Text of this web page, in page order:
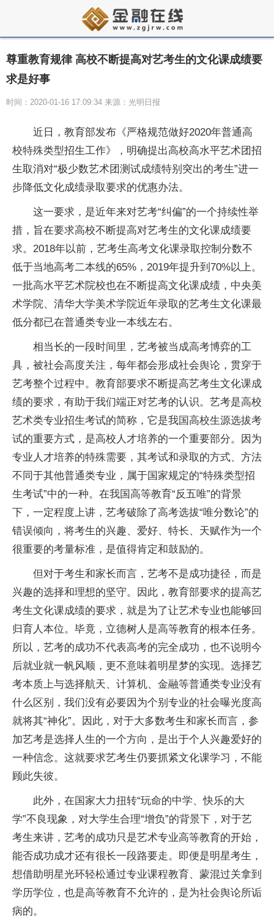
尊重教育规律 高校不断提高对艺考生的文化课成绩要
求是好事
时间：2020-01-16 17:09:34 来源：光明日报
近日，教育部发布《严格规范做好2020年普通高
校特殊类型招生工作》，明确提出高校高水平艺术团招
生取消对“极少数艺术团测试成绩特别突出的考生”进一
步降低文化成绩录取要求的优惠办法。
这一要求，是近年来对艺考“纠偏”的一个持续性举
措，旨在要求高校不断提高对艺考生的文化课成绩要
求。2018年以前，艺考生高考文化课录取控制分数不
低于当地高考二本线的65%，2019年提升到70%以上。
一批高水平艺术院校也在不断提高文化课成绩，中央美
术学院、清华大学美术学院近年录取的艺考生文化课最
低分都已在普通类专业一本线左右。
相当长的一段时间里，艺考被当成高考博弈的工
具，被社会高度关注，每年都会形成社会舆论，贯穿于
艺考整个过程中。教育部要求不断提高艺考生文化课成
绩的要求，有助于我们端正对艺考的认识。艺考是高校
艺术类专业招生考试的简称，它是我国高校生源选拔考
试的重要方式，是高校人才培养的一个重要部分。因为
专业人才培养的特殊需要，其考试和录取的方式、方法
不同于其他普通类专业，属于国家规定的“特殊类型招
生考试”中的一种。在我国高等教育“反五唯”的背景
下，一定程度上讲，艺考破除了高考选拔“唯分数论”的
错误倾向，将考生的兴趣、爱好、特长、天赋作为一个
很重要的考量标准，是值得肯定和鼓励的。
但对于考生和家长而言，艺考不是成功捷径，而是
兴趣的选择和理想的坚守。因此，教育部要求的提高艺
考生文化课成绩的要求，就是为了让艺术专业也能够回
归育人本位。毕竟，立德树人是高等教育的根本任务。
所以，艺考的成功不代表高考的完全成功，也不说明今
后就业就一帆风顺，更不意味着明星梦的实现。选择艺
考本质上与选择航天、计算机、金融等普通类专业没有
什么区别，我们没有必要因为个别专业的社会曝光度高
就将其“神化”。因此，对于大多数考生和家长而言，参
加艺考是选择人生的一个方向，是出于个人兴趣爱好的
一种信念。这就要求艺考生仍要抓紧文化课学习，不能
顾此失彼。
此外，在国家大力扭转“玩命的中学、快乐的大
学”不良现象，对大学生合理“增负”的背景下，对于艺
考生来讲，艺考的成功只是艺术专业高等教育的开始，
能否成功成才还有很长一段路要走。即便是明星考生，
想借助明星光环轻松通过专业课程教育、蒙混过关拿到
学历学位，也是高等教育不允许的，是为社会舆论所诟
病的。